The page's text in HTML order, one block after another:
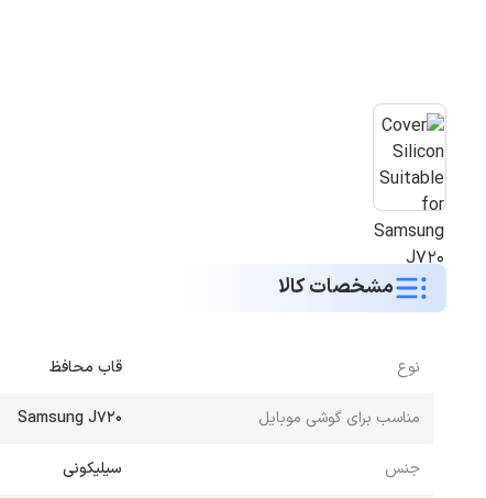
مشخصات کالا
نوع قاب محافظ
مناسب برای گوشی موبایل Samsung J720
جنس سیلیکونی